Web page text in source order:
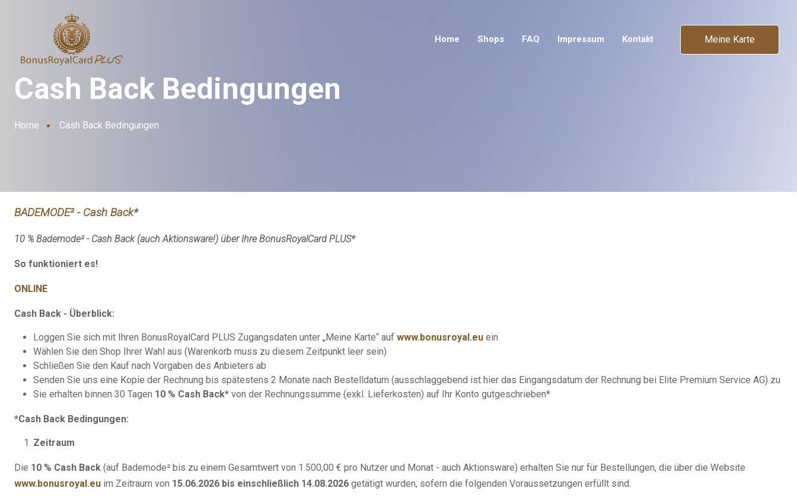
Home Shops FAQ Impressum Kontakt Meine Karte
Cash Back Bedingungen
Home Cash Back Bedingungen
BADEMODE² - Cash Back*
10 % Bademode² - Cash Back (auch Aktionsware!) über Ihre BonusRoyalCard PLUS*
So funktioniert es!
ONLINE
Cash Back - Überblick:
Loggen Sie sich mit Ihren BonusRoyalCard PLUS Zugangsdaten unter „Meine Karte“ auf www.bonusroyal.eu ein
Wählen Sie den Shop Ihrer Wahl aus (Warenkorb muss zu diesem Zeitpunkt leer sein)
Schließen Sie den Kauf nach Vorgaben des Anbieters ab
Senden Sie uns eine Kopie der Rechnung bis spätestens 2 Monate nach Bestelldatum (ausschlaggebend ist hier das Eingangsdatum der Rechnung bei Elite Premium Service AG) zu
Sie erhalten binnen 30 Tagen 10 % Cash Back* von der Rechnungssumme (exkl. Lieferkosten) auf Ihr Konto gutgeschrieben*
*Cash Back Bedingungen:
Zeitraum
Die 10 % Cash Back (auf Bademode² bis zu einem Gesamtwert von 1.500,00 € pro Nutzer und Monat - auch Aktionsware) erhalten Sie nur für Bestellungen, die über die Website
www.bonusroyal.eu im Zeitraum von 15.06.2026 bis einschließlich 14.08.2026 getätigt wurden, sofern die folgenden Voraussetzungen erfüllt sind.